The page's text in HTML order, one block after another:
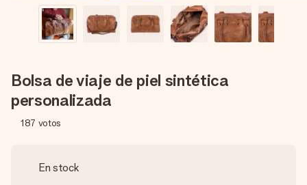
Bolsa de viaje de piel sintética
personalizada
187 votos
En stock